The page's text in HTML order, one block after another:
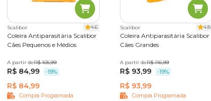
Scalibor 4.6
Coleira Antiparasitária Scalibor
Cães Pequenos e Médios
48 cm
A partir deR$ 105,99
R$ 84,99 -19%
R$ 84,99
Compra Programada
Scalibor 4.8
Coleira Antiparasitária Scalibor
Cães Grandes
65 cm
A partir deR$ 116,99
R$ 93,99 -19%
R$ 93,99
Compra Programada